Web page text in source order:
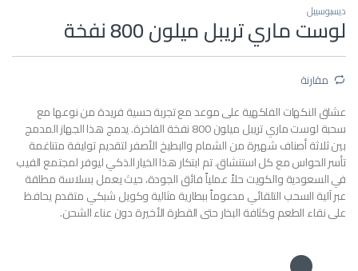
ديسبوسيبل
لوست ماري تريبل ميلون 800 نفخة
مقارنة
عشاق النكهات الفاكهية على موعد مع تجربة حسية فريدة من نوعها مع
سحبة لوست ماري تريبل ميلون 800 نفخة الفاخرة.
يدمج هذا الجهاز المدمج
بين ثلاثة أصناف شهيرة من الشمام والبطيخ الأصفر لتقديم توليفة متناغمة
تأسر الحواس مع كل استنشاق.تم ابتكار هذا الخيار الذكي ليوفر لمجتمع الفيب
في السعودية والكويت حلاً عملياً فائق الجودة، حيث يعمل بسلاسة مطلقة
عبر آلية السحب التلقائي مدعوماً ببطارية مثالية وكويل شبكي متقدم يحافظ
على نقاء الطعم وكثافة البخار حتى القطرة الأخيرة دون عناء الشحن.